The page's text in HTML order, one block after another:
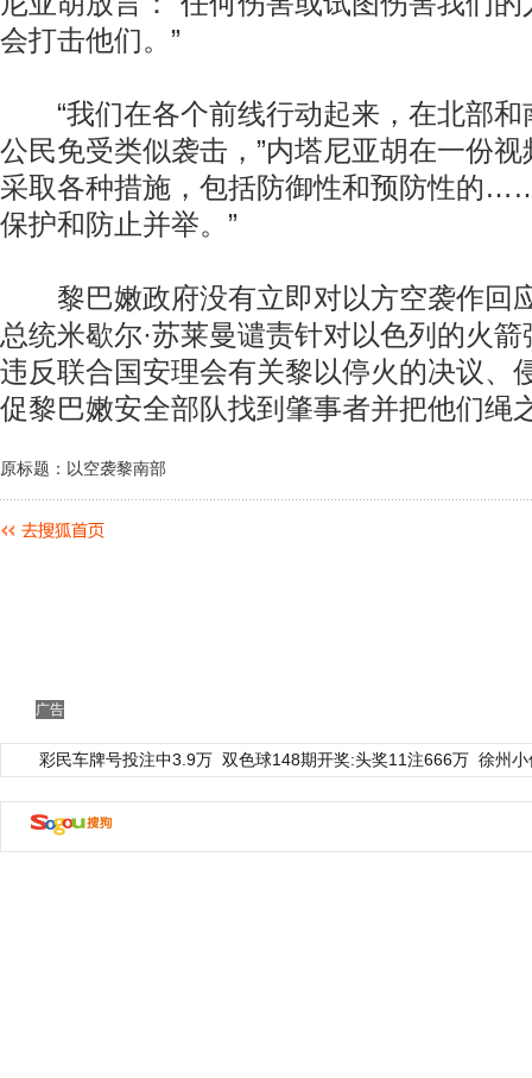
会打击他们。”
“我们在各个前线行动起来，在北部和
公民免受类似袭击，”内塔尼亚胡在一份视
采取各种措施，包括防御性和预防性的
保护和防止并举。”
黎巴嫩政府没有立即对以方空袭作回
总统米歇尔·苏莱曼谴责针对以色列的火
违反联合国安理会有关黎以停火的决议、
促黎巴嫩安全部队找到肇事者并把他们绳
原标题：以空袭黎南部
广告
彩民车牌号投注中3.9万 双色球148期开奖:头奖11注666万 徐州